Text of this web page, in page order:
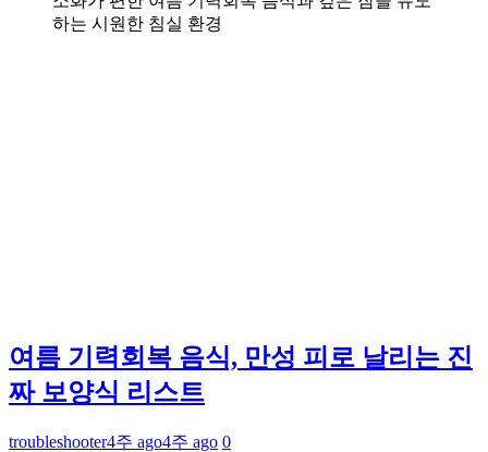
하는 시원한 침실 환경
여름 기력회복 음식, 만성 피로 날리는 진
짜 보양식 리스트
troubleshooter4주 ago4주 ago 0